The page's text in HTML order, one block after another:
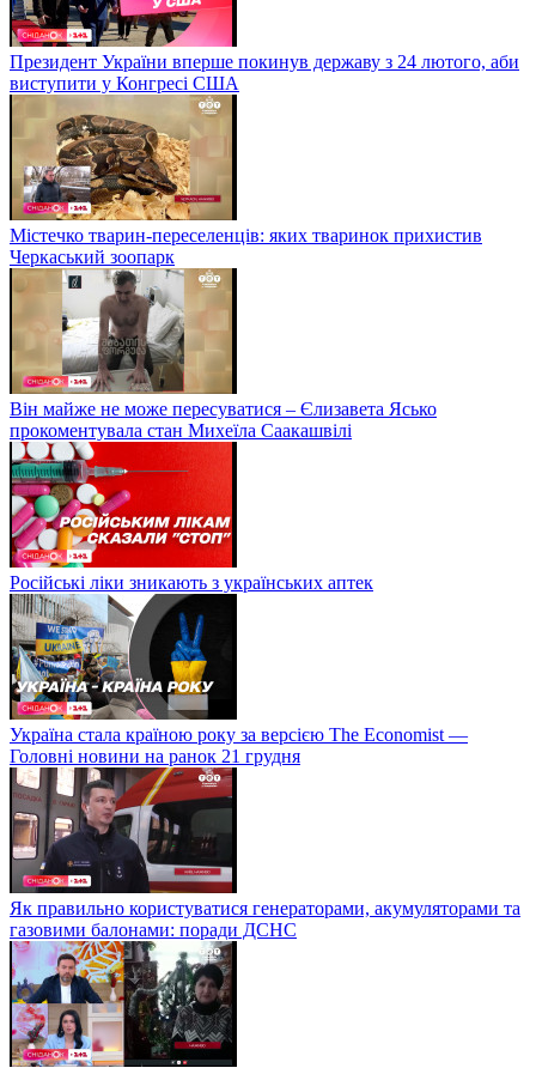
Президент України вперше покинув державу з 24 лютого, аби
виступити у Конгресі США
Містечко тварин-переселенців: яких тваринок прихистив
Черкаський зоопарк
Він майже не може пересуватися – Єлизавета Ясько
прокоментувала стан Михеїла Саакашвілі
Російські ліки зникають з українських аптек
Україна стала країною року за версією The Economist —
Головні новини на ранок 21 грудня
Як правильно користуватися генераторами, акумуляторами та
газовими балонами: поради ДСНС